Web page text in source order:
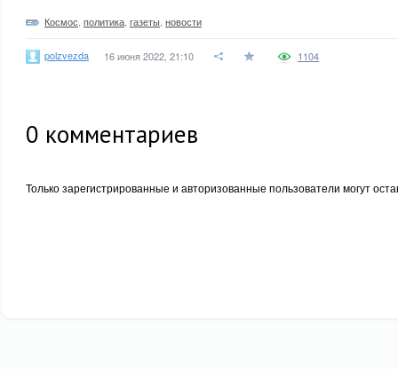
Космос политика газеты новости
polzvezda 16 июня 2022, 21:10 1104
0 комментариев
Только зарегистрированные и авторизованные пользователи могут